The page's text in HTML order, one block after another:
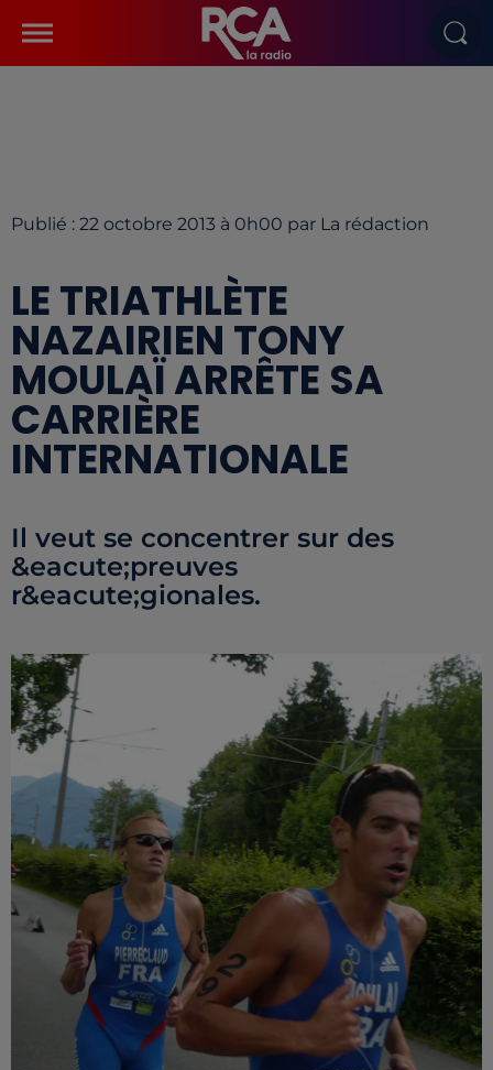
Publié : 22 octobre 2013 à 0h00 par La rédaction
LE TRIATHLÈTE
NAZAIRIEN TONY
MOULAÏ ARRÊTE SA
CARRIÈRE
INTERNATIONALE
Il veut se concentrer sur des
&eacute;preuves
r&eacute;gionales.